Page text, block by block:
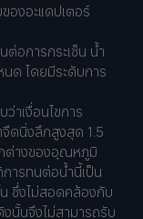
องอะแดปเตอร์
อการกระเซ็น น้ำ
นด โดยมีระดับการ
าเงื่อนไขการ
ดนิ่งลึกสูงสุด 1.5
กต่างของอุณหภูมิ
ารทนต่อน้ำนี้เป็น
ซึ่งไม่สอดคล้องกับ
งนั้นจึงไม่สามารถรับ